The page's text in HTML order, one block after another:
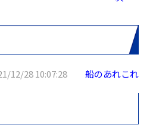
12/28 10:07:28 船のあれこれ